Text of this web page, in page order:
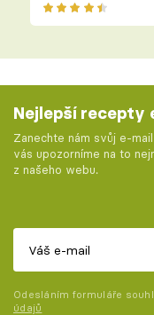
Nejlepší recepty
Zanechte nám svůj e-
vás upozorníme na to
z našeho webu.
Odesláním formuláře
údajů